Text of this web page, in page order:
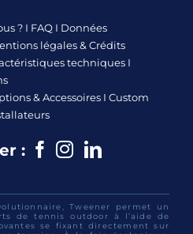
? I FAQ I Données
légales & Crédits
techniques I
& Accessoires I Custom
: FacebookInstagram
Tweener permet un
de tennis outdoor à l’aide de
se fixant directement sur